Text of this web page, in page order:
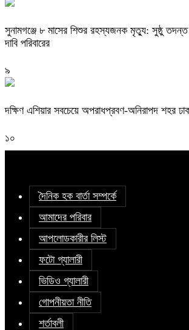
সুনামগঞ্জে ৮ মাসের শিশুর রহস্যজনক মৃত্যু: সুষ্ঠু তদন্ত
দাবি পরিবারের
৯
দক্ষিণ এশিয়ার সবচেয়ে অপরাধপ্রবণ-অনিরাপদ শহর
১০
দৈনিক হক বার্তা সম্পর্কে
আমাদের পরিবার
আপলোডকারীর লিস্ট
ফটো গ্যালারী
ভিডিও গ্যালারী
গোপনীয়তা নীতি
শর্তাবলী